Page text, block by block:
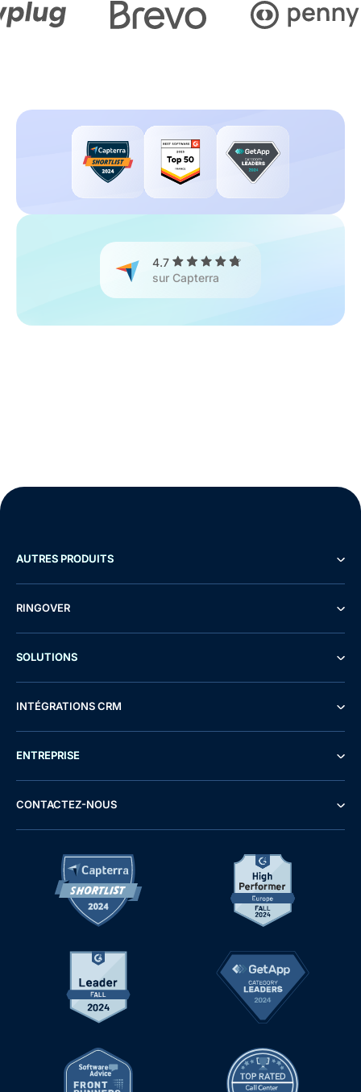
4.7
sur Capterra
AUTRES PRODUITS
RINGOVER
SOLUTIONS
INTÉGRATIONS CRM
ENTREPRISE
CONTACTEZ-NOUS